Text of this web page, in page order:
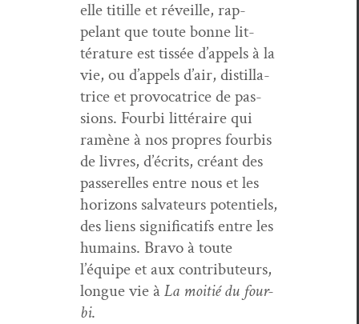
elle tit­ille et réveille, rap­
pelant que toute bonne lit­
téra­ture est tis­sée d’appels à la
vie, ou d’appels d’air, dis­til­la­
trice et provo­ca­trice de pas­
sions. Four­bi lit­téraire qui
ramène à nos pro­pres four­bis
de livres, d’écrits, créant des
passerelles entre nous et les
hori­zons sal­va­teurs poten­tiels,
des liens sig­ni­fi­cat­ifs entre les
humains. Bra­vo à toute
l’équipe et aux con­tribu­teurs,
longue vie àLa moitié du four­
bi.